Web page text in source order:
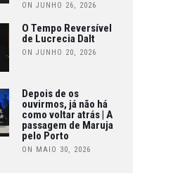
ON JUNHO 26, 2026
O Tempo Reversível
de Lucrecia Dalt
ON JUNHO 20, 2026
Depois de os
ouvirmos, já não há
como voltar atrás | A
passagem de Maruja
pelo Porto
ON MAIO 30, 2026